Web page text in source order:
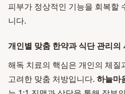
피부가 정상적인 기능을 회복할
니다.
개인별 맞춤 한약과 식단 관리의
해독 치료의 핵심은 개인의 체질
고려한 맞춤 처방입니다. 하늘마